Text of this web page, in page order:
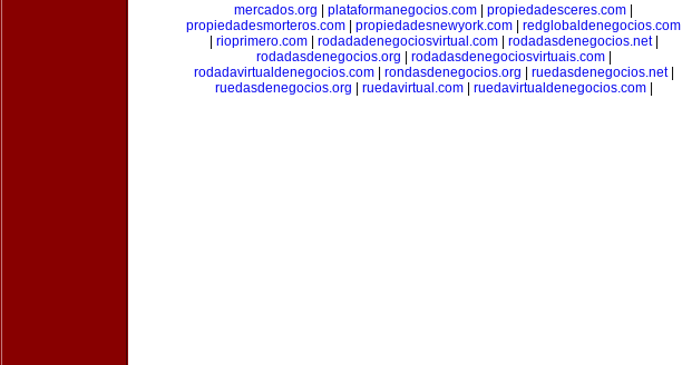
mercados.org
plataformanegocios.com propiedadesceres.com
propiedadesmorteros.com
propiedadesnewyork.com
redglobaldenegocios.com
rioprimero.com| rodadadenegociosvirtual.com| rodadasdenegocios.net|
rodadasdenegocios.org
rodadasdenegociosvirtuais.com|
rodadavirtualdenegocios.com| rondasdenegocios.org ruedasdenegocios.net|
ruedasdenegocios.org
ruedavirtual.com| ruedavirtualdenegocios.com|